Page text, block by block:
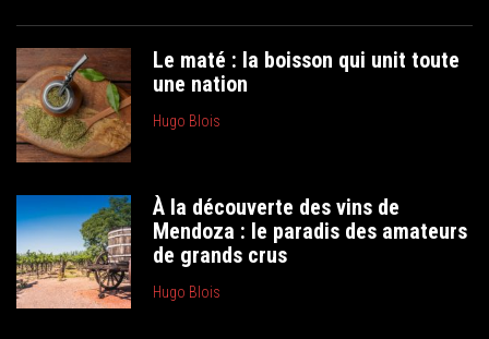
Le maté : la boisson qui unit toute
une nation
Hugo Blois
À la découverte des vins de
Mendoza : le paradis des amateurs
de grands crus
Hugo Blois